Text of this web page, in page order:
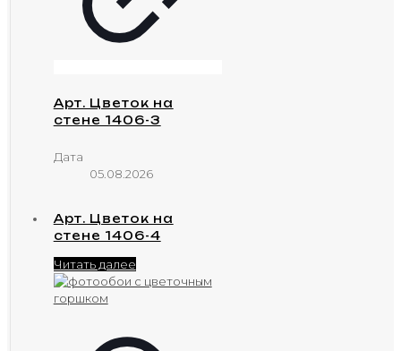
Арт. Цветок на
стене 1406-3
Дата
05.08.2026
Арт. Цветок на
стене 1406-4
Читать далее